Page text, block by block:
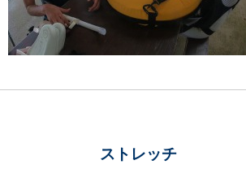
ストレッチ